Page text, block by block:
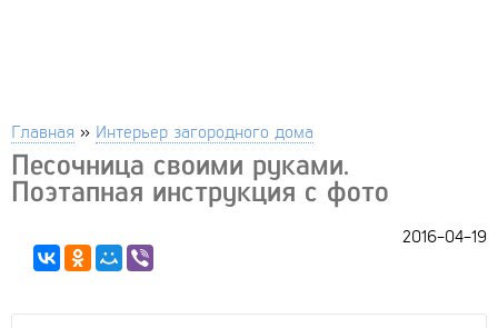
Главная » Интерьер загородного дома
Песочница своими руками.
Поэтапная инструкция с фото
2016-04-19